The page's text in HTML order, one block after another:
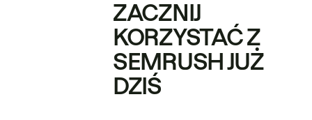
ZACZNIJ
KORZYSTAĆ Z
SEMRUSH JUŻ
DZIŚ